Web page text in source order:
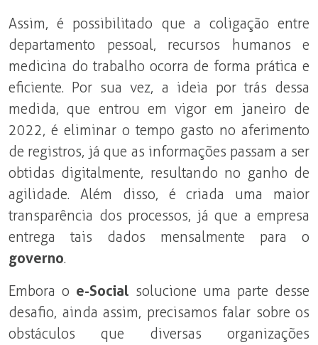
Assim, é possibilitado que a coligação entre
departamento pessoal, recursos humanos e
medicina do trabalho ocorra de forma prática e
eficiente. Por sua vez, a ideia por trás dessa
medida, que entrou em vigor em janeiro de
2022, é eliminar o tempo gasto no aferimento
de registros, já que as informações passam a ser
obtidas digitalmente, resultando no ganho de
agilidade. Além disso, é criada uma maior
transparência dos processos, já que a empresa
entrega tais dados mensalmente para o
governo.
Embora o e-Social solucione uma parte desse
desafio, ainda assim, precisamos falar sobre os
obstáculos que diversas organizações